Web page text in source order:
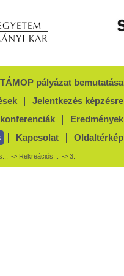
TÁMOP pályázat bemutatása
Jelentkezés képzésre
Eredmények
Kapcsolat Oldaltérkép
-> Rekreációs... -> 3.